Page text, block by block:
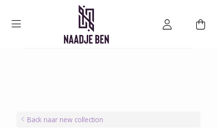
Back naar new collection